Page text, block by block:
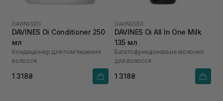
DAVINES OI
DAVINES Oi Conditioner 250
мл
Кондиціонер для пом'якшення
волосся
1 318₴
DAVINES OI
DAVINES Oi All In One Milk
135 мл
Багатофункціональне молочко
для волосся
1 318₴